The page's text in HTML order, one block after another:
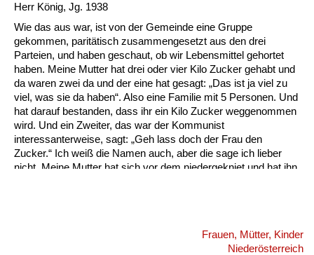
Herr König, Jg. 1938
Wie das aus war, ist von der Gemeinde eine Gruppe
gekommen, paritätisch zusammengesetzt aus den drei
Parteien, und haben geschaut, ob wir Lebensmittel gehortet
haben. Meine Mutter hat drei oder vier Kilo Zucker gehabt und
da waren zwei da und der eine hat gesagt: „Das ist ja viel zu
viel, was sie da haben“. Also eine Familie mit 5 Personen. Und
hat darauf bestanden, dass ihr ein Kilo Zucker weggenommen
wird. Und ein Zweiter, das war der Kommunist
interessanterweise, sagt: „Geh lass doch der Frau den
Zucker.“ Ich weiß die Namen auch, aber die sage ich lieber
nicht. Meine Mutter hat sich vor dem niedergekniet und hat ihn
Frauen, Mütter, Kinder
Niederösterreich